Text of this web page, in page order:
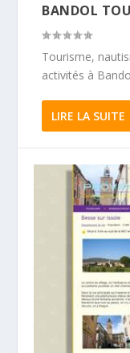
BANDOL
Tourisme,
activités à
LIRE LA SUITE